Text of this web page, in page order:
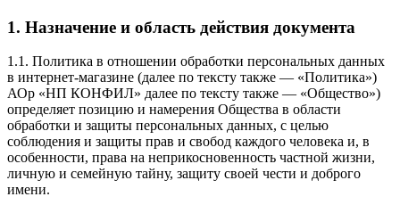
1. Назначение и область действия документа
1.1. Политика в отношении обработки персональных данных
в интернет-магазине (далее по тексту также — «Политика»)
АОр «НП КОНФИЛ» далее по тексту также — «Общество»)
определяет позицию и намерения Общества в области
обработки и защиты персональных данных, с целью
соблюдения и защиты прав и свобод каждого человека и, в
особенности, права на неприкосновенность частной жизни,
личную и семейную тайну, защиту своей чести и доброго
имени.